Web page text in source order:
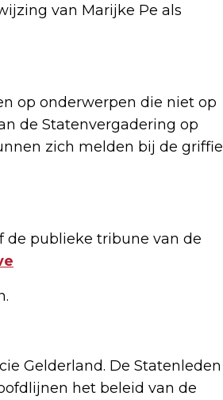
van Marijke Pe als
op onderwerpen die niet op
de Statenvergadering op
zich melden bij de griffie
de publieke tribune van de
Gelderland. De Statenleden
het beleid van de